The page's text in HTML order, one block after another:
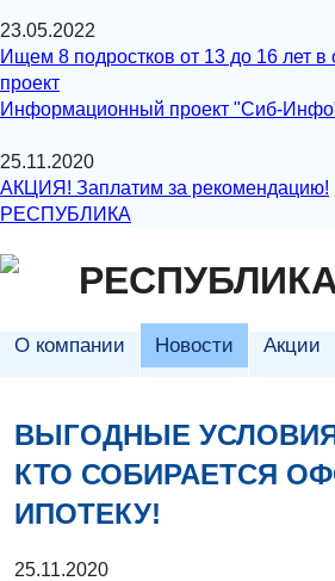
23.05.2022
Ищем 8 подростков от 13 до 16 лет в
проект
Информационный проект "Сиб-
25.11.2020
АКЦИЯ! Заплатим за рекомендацию!
РЕСПУБЛИКА
О компании Новости Акции
ВЫГОДНЫЕ
КТО СОБИРАЕТСЯ
ИПОТЕКУ!
25.11.2020